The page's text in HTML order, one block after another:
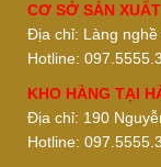
CƠ SỞ SẢN
Địa chỉ: Làng
Hotline:
KHO HÀNG TẠI
Địa chỉ: 190
Hotline: